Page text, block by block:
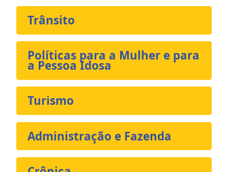
Trânsito
Políticas para a Mulher e para
a Pessoa Idosa
Turismo
Administração e Fazenda